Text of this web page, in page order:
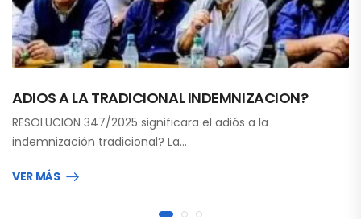
ADIOS A LA TRADICIONAL INDEMNIZACION?
RESOLUCION 347/2025 significara el adiós a la
indemnización tradicional? La…
VER MÁS